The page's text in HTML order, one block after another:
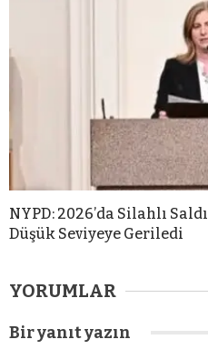
NYPD: 2026’da Silahlı
Düşük Seviyeye Geriledi
YORUMLAR
Bir yanıt yazın